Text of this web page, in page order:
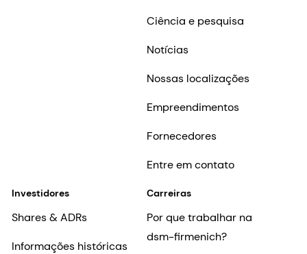
Ciência e pesquisa
Notícias
Nossas localizações
Empreendimentos
Fornecedores
Entre em contato
Investidores
Shares & ADRs
Informações históricas
Carreiras
Por que trabalhar na
dsm-firmenich?